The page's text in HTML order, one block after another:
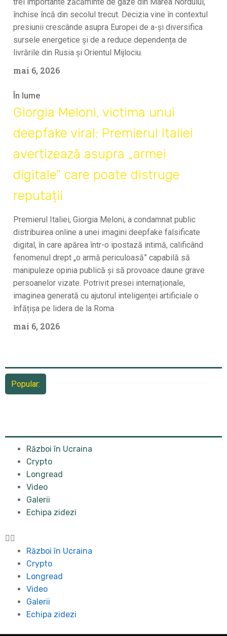
trei importante zăcăminte de gaze din Marea Nordului,
închise încă din secolul trecut. Decizia vine în contextul
presiunii crescânde asupra Europei de a-și diversifica
sursele energetice și de a reduce dependența de
livrările din Rusia și Orientul Mijlociu.
mai 6, 2026
În lume
Giorgia Meloni, victima unui
deepfake viral: Premierul Italiei
avertizează asupra „armei
digitale” care poate distruge
reputații
Premierul Italiei, Giorgia Meloni, a condamnat public
distribuirea online a unei imagini deepfake falsificate
digital, în care apărea într-o ipostază intimă, calificând
fenomenul drept „o armă periculoasă” capabilă să
manipuleze opinia publică și să provoace daune grave
persoanelor vizate. Potrivit presei internaționale,
imaginea generată cu ajutorul inteligenței artificiale o
înfățișa pe lidera de la Roma
mai 6, 2026
Popular:
Război în Ucraina
Crypto
Longread
Video
Galerii
Echipa zidezi
Război în Ucraina
Crypto
Longread
Video
Galerii
Echipa zidezi